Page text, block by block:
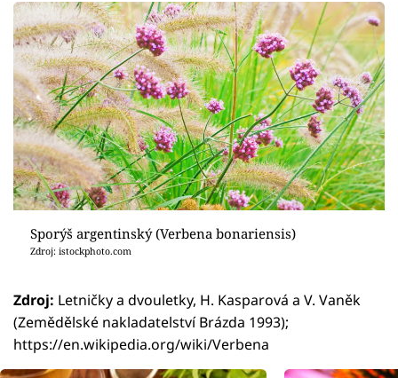
Sporýš argentinský (Verbena bonariensis)
Zdroj: istockphoto.com
Zdroj: Letničky a dvouletky, H. Kasparová a V. Vaněk
(Zemědělské nakladatelství Brázda 1993);
https://en.wikipedia.org/wiki/Verbena